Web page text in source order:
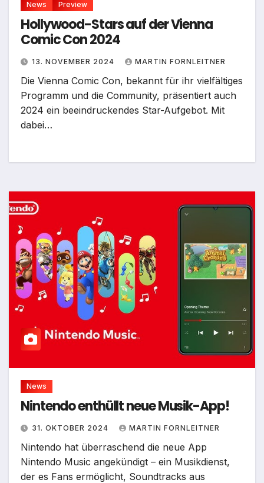
News Preview
Hollywood-Stars auf der Vienna
Comic Con 2024
13. NOVEMBER 2024 MARTIN FORNLEITNER
Die Vienna Comic Con, bekannt für ihr vielfältiges
Programm und die Community, präsentiert auch
2024 ein beeindruckendes Star-Aufgebot. Mit
dabei…
News
Nintendo enthüllt neue Musik-App!
31. OKTOBER 2024 MARTIN FORNLEITNER
Nintendo hat überraschend die neue App
Nintendo Music angekündigt – ein Musikdienst,
der es Fans ermöglicht, Soundtracks aus